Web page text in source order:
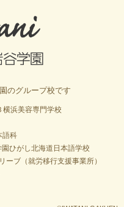
のグループ校です
横浜美容専門学校
語科
園ひがし北海道日本語学校
リーブ（就労移行支援事業所）